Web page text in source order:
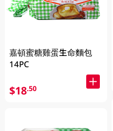
嘉頓蜜糖雞蛋生命麵包
14PC
$18.50